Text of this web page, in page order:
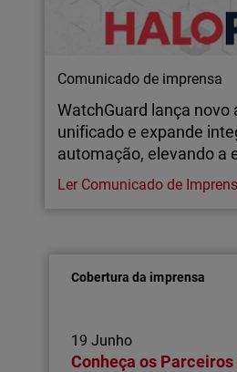
Comunicado de imprensa
WatchGuard lança novo
unificado e expande
automação, elevando a
Ler Comunicado de
Cobertura da imprensa
19 Junho
Conheça os Parceiros